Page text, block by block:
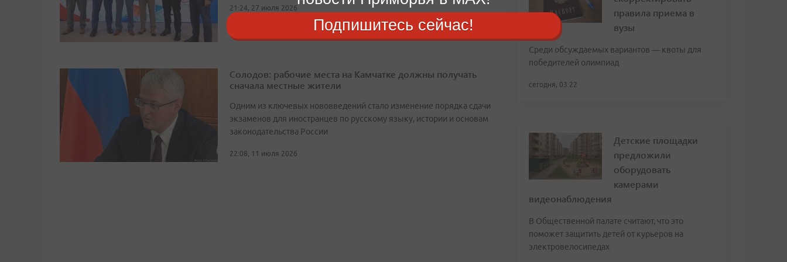
21:24, 27 июля 2026
Солодов: рабочие места на Камчатке должны получать
сначала местные жители
Одним из ключевых нововведений стало изменение порядка сдачи
экзаменов для иностранцев по русскому языку, истории и основам
законодательства России
22:08, 11 июля 2026
правила приема в
вузы
Среди обсуждаемых вариантов — квоты для
победителей олимпиад
сегодня, 03:22
Детские площадки
предложили
оборудовать
камерами
видеонаблюдения
В Общественной палате считают, что это
поможет защитить детей от курьеров на
электровелосипедах
Подпишитесь сейчас!